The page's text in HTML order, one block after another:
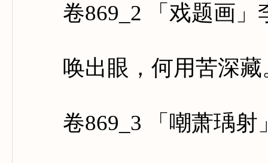
卷869_2 「戏题画」
唤出眼，何用苦深藏
卷869_3 「嘲萧瑀射